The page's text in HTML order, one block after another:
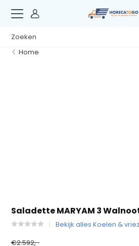
Home
Saladette MARYAM 3
Bekijk alles Koelen &
€2.592,-